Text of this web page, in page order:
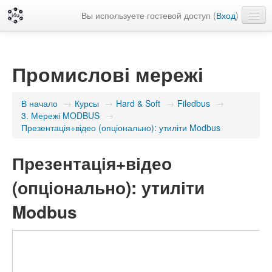
Вы используете гостевой доступ (Вход)
Промислові мережі
В начало → Курсы → Hard & Soft → Filedbus →
3. Мережі MODBUS →
Презентація+відео (опціонально): утиліти Modbus
Презентація+відео
(опціонально): утиліти
Modbus